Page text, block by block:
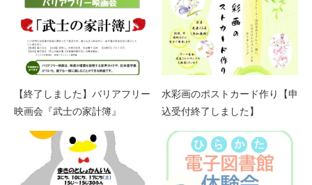
【終了しました】バリアフリー
映画会『武士の家計簿』
水彩画のポストカード作り【申
込受付終了しました】